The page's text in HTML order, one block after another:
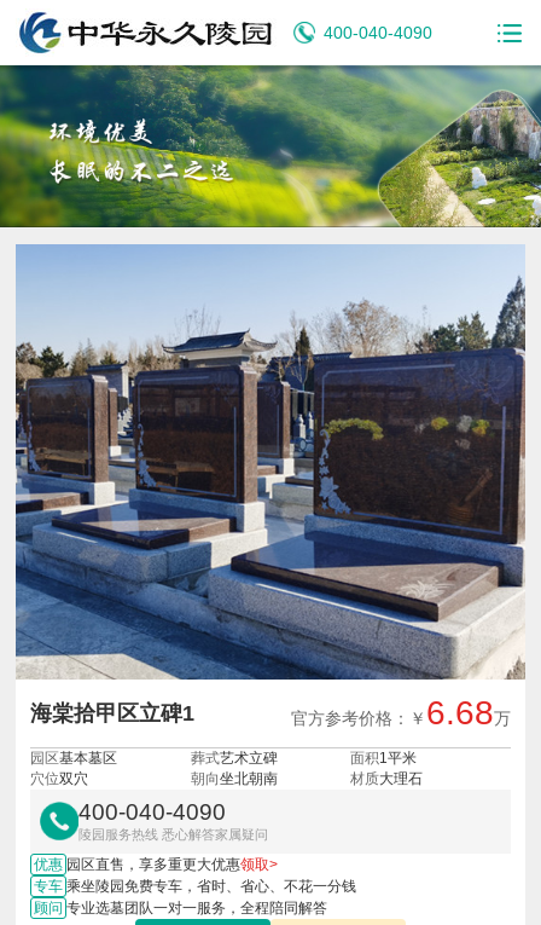
400-040-4090
海棠拾甲区立碑1 官方参考价格：￥ 6.68万
园区基本墓区 葬式艺术立碑 面积1平米
穴位双穴 朝向坐北朝南 材质大理石
400-040-4090
陵园服务热线 悉心解答家属疑问
优惠 园区直售，享多重更大优惠领取>
专车 乘坐陵园免费专车，省时、省心、不花一分钱
顾问 专业选墓团队一对一服务，全程陪同解答